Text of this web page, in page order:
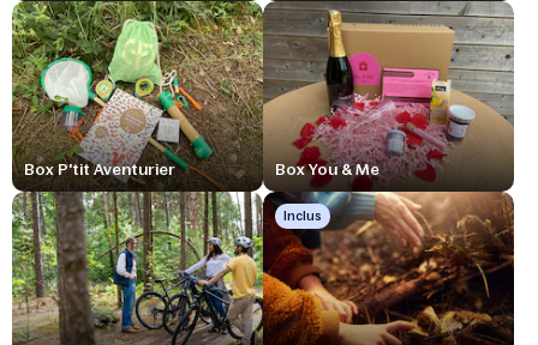
Box P'tit Aventurier Box You & Me
Inclus